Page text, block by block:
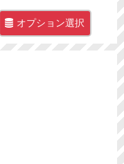
オプション選択